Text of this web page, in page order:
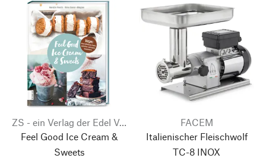
ZS - ein Verlag der Edel Verlagsgruppe
Feel Good Ice Cream &
Sweets
FACEM
Italienischer Fleischwolf
TC-8 INOX